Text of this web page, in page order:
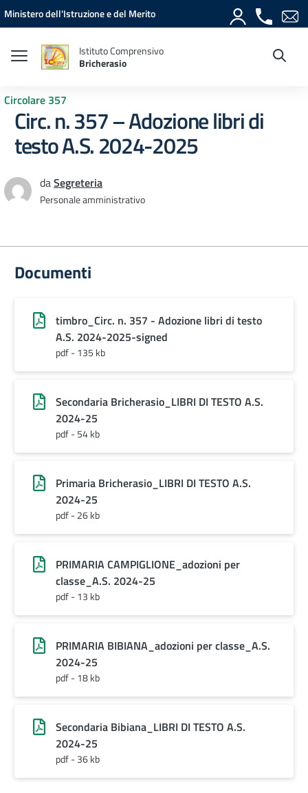
Vai ai contenuti
Vai al menu di navigazione
Vai al footer
Ministero dell'Istruzione e del Merito
Istituto Comprensivo
Bricherasio
Circolare 357
Circ. n. 357 – Adozione libri di
testo A.S. 2024-2025
daSegreteria
Personale amministrativo
Documenti
timbro_Circ. n. 357 - Adozione libri di testo
A.S. 2024-2025-signed
pdf - 135 kb
Secondaria Bricherasio_LIBRI DI TESTO A.S.
2024-25
pdf - 54 kb
Primaria Bricherasio_LIBRI DI TESTO A.S.
2024-25
pdf - 26 kb
PRIMARIA CAMPIGLIONE_adozioni per
classe_A.S. 2024-25
pdf - 13 kb
PRIMARIA BIBIANA_adozioni per classe_A.S.
2024-25
pdf - 18 kb
Secondaria Bibiana_LIBRI DI TESTO A.S.
2024-25
pdf - 36 kb